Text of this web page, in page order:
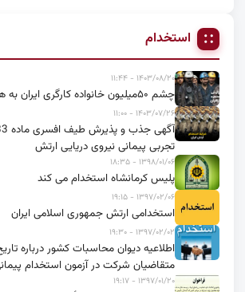
استخدام
۱۴۰۳/۰۸/۲۰ - ۱۱:۴۴
چشم ۵۰میلیون خانواده کارگری ایران به هیئت رئیسه مجلس
۱۴۰۳/۰۷/۲۶ - ۱۱:۰۰
تجربی پیمانی نیروی دریایی ارتش
۱۳۹۸/۰۱/۰۶ - ۱۸:۳۵
پلیس کرمانشاه استخدام می کند
۱۳۹۷/۰۲/۰۶ - ۱۹:۱۵
استخدامی ارتش جمهوری اسلامی ایران
۱۳۹۷/۰۲/۰۲ - ۱۹:۳۰
اطلاعیه دیوان محاسبات کشور درباره
متقاضیان شرکت در آزمون استخدام
۱۳۹۷/۰۱/۲۰ - ۱۹:۱۷